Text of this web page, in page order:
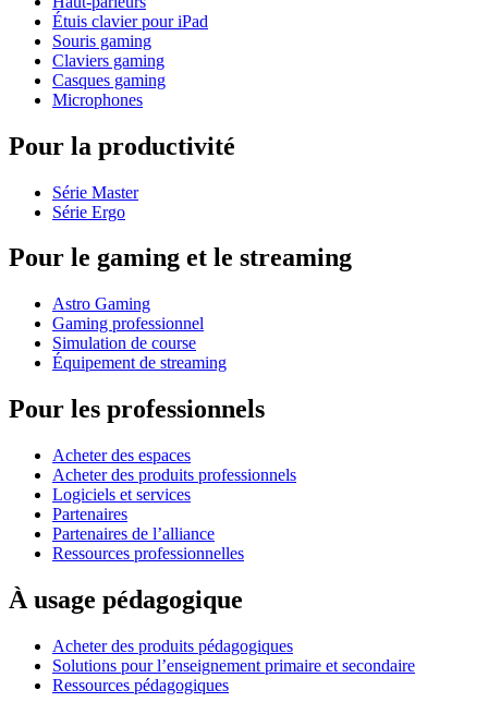
Étuis clavier pour iPad
Souris gaming
Claviers gaming
Casques gaming
Microphones
Pour la productivité
Série Master
Série Ergo
Pour le gaming et le streaming
Astro Gaming
Gaming professionnel
Simulation de course
Équipement de streaming
Pour les professionnels
Acheter des espaces
Acheter des produits professionnels
Logiciels et services
Partenaires
Partenaires de l’alliance
Ressources professionnelles
À usage pédagogique
Acheter des produits pédagogiques
Solutions pour l’enseignement primaire et secondaire
Ressources pédagogiques